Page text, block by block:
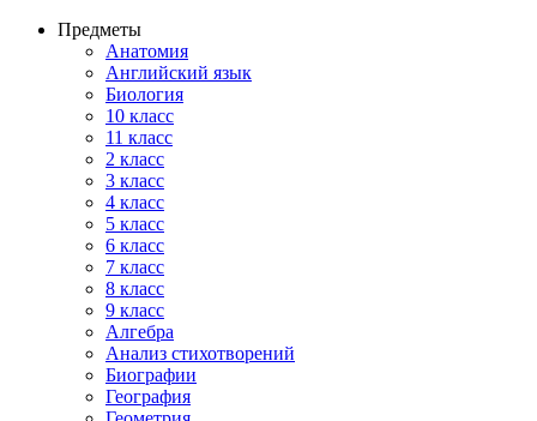
Предметы
Анатомия
Английский язык
Биология
10 класс
11 класс
2 класс
3 класс
4 класс
5 класс
6 класс
7 класс
8 класс
9 класс
Алгебра
Анализ стихотворений
Биографии
География